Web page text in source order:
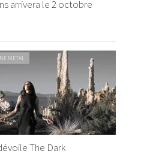
arrivera le 2 octobre
METAL
The Dark